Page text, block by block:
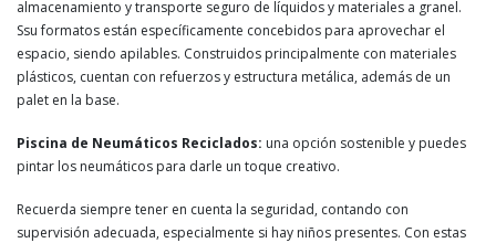
almacenamiento y transporte seguro de líquidos y materiales a granel.
Ssu formatos están específicamente concebidos para aprovechar el
espacio, siendo apilables. Construidos principalmente con materiales
plásticos, cuentan con refuerzos y estructura metálica, además de un
palet en la base.
Piscina de Neumáticos Reciclados: una opción sostenible y puedes
pintar los neumáticos para darle un toque creativo.
Recuerda siempre tener en cuenta la seguridad, contando con
supervisión adecuada, especialmente si hay niños presentes. Con estas